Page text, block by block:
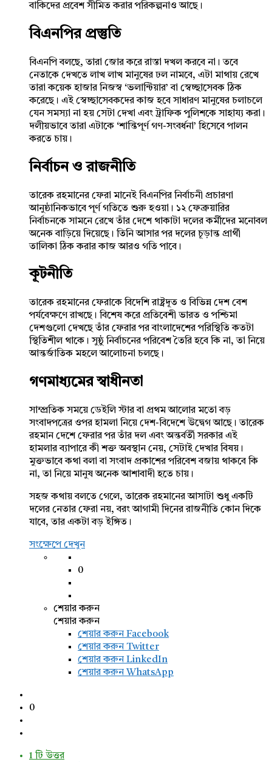
বাকিদের প্রবেশ সীমিত করার পরিকল্পনাও আছে।
বিএনপির প্রস্তুতি
বিএনপি বলছে, তারা জোর করে রাস্তা দখল করবে না। তবে
নেতাকে দেখতে লাখ লাখ মানুষের ঢল নামবে, এটা মাথায় রেখে
তারা কয়েক হাজার নিজস্ব ‘ভলান্টিয়ার’ বা স্বেচ্ছাসেবক ঠিক
করেছে। এই স্বেচ্ছাসেবকদের কাজ হবে সাধারণ মানুষের চলাচলে
যেন সমস্যা না হয় সেটা দেখা এবং ট্রাফিক পুলিশকে সাহায্য করা।
দলীয়ভাবে তারা এটাকে ‘শান্তিপূর্ণ গণ-সংবর্ধনা’ হিসেবে পালন
করতে চায়।
নির্বাচন ও রাজনীতি
তারেক রহমানের ফেরা মানেই বিএনপির নির্বাচনী প্রচারণা
আনুষ্ঠানিকভাবে পূর্ণ গতিতে শুরু হওয়া। ১২ ফেব্রুয়ারির
নির্বাচনকে সামনে রেখে তাঁর দেশে থাকাটা দলের কর্মীদের মনোবল
অনেক বাড়িয়ে দিয়েছে। তিনি আসার পর দলের চূড়ান্ত প্রার্থী
তালিকা ঠিক করার কাজ আরও গতি পাবে।
কূটনীতি
তারেক রহমানের ফেরাকে বিদেশি রাষ্ট্রদূত ও বিভিন্ন দেশ বেশ
পর্যবেক্ষণে রাখছে। বিশেষ করে প্রতিবেশী ভারত ও পশ্চিমা
দেশগুলো দেখছে তাঁর ফেরার পর বাংলাদেশের পরিস্থিতি কতটা
স্থিতিশীল থাকে। সুষ্ঠু নির্বাচনের পরিবেশ তৈরি হবে কি না, তা নিয়ে
আন্তর্জাতিক মহলে আলোচনা চলছে।
গণমাধ্যমের স্বাধীনতা
সাম্প্রতিক সময়ে ডেইলি স্টার বা প্রথম আলোর মতো বড়
সংবাদপত্রের ওপর হামলা নিয়ে দেশ-বিদেশে উদ্বেগ আছে। তারেক
রহমান দেশে ফেরার পর তাঁর দল এবং অন্তর্বর্তী সরকার এই
হামলার ব্যাপারে কী শক্ত অবস্থান নেয়, সেটাই দেখার বিষয়।
মুক্তভাবে কথা বলা বা সংবাদ প্রকাশের পরিবেশ বজায় থাকবে কি
না, তা নিয়ে মানুষ অনেক আশাবাদী হতে চায়।
সহজ কথায় বলতে গেলে, তারেক রহমানের আসাটা শুধু একটি
দলের নেতার ফেরা নয়, বরং আগামী দিনের রাজনীতি কোন দিকে
যাবে, তার একটা বড় ইঙ্গিত।
সংক্ষেপে দেখুন
0
শেয়ার করুন
শেয়ার করুন
শেয়ার করুনFacebook
শেয়ার করুন Twitter
শেয়ার করুন LinkedIn
শেয়ার করুন WhatsApp
0
1 টি উত্তর